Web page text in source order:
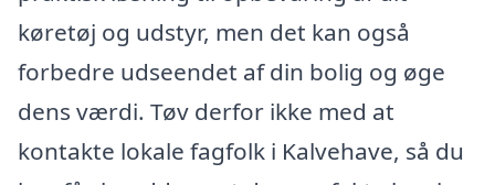
køretøj og udstyr, men det kan også
forbedre udseendet af din bolig og øge
dens værdi. Tøv derfor ikke med at
kontakte lokale fagfolk i Kalvehave, så du